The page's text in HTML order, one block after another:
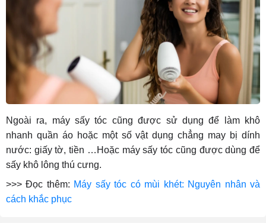
Ngoài ra, máy sấy tóc cũng được sử dụng để làm khô
nhanh quần áo hoặc một số vật dụng chẳng may bị dính
nước: giấy tờ, tiền …Hoặc máy sấy tóc cũng được dùng để
sấy khô lông thú cưng.
>>> Đọc thêm: Máy sấy tóc có mùi khét: Nguyên nhân và
cách khắc phục